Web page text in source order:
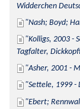
Widderchen
Nash; Boyd;
Kolligs, 2003 -
Tagfalter,
Asher, 2001 -
Settele, 1999 -
Ebert;